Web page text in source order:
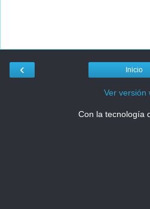
‹ Inicio
Ver versión
Con la tecnología